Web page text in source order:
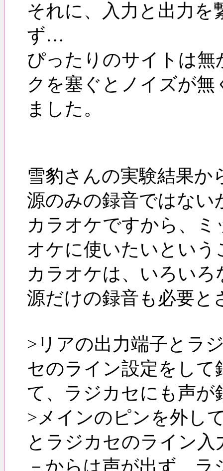
それに、入力と出力を
ず…
ぴったりのサイトは
クを塞ぐとノイズが
ました。
雪豹さんの実験結果か
源のみの録音ではない
カラオケですから、
オケに使いたいとい
カラオケは、いろい
源だけの録音も必要
>リアの出力端子とラ
セのライン設定をし
て、ラジカセにも声が
>メインのピンを外し
とラジカセのライン
－からは声が出ず、